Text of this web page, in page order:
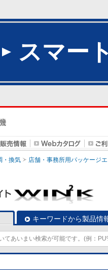
スマー
・換気 店舗・事務所用パッケージ
キーワードから製品情